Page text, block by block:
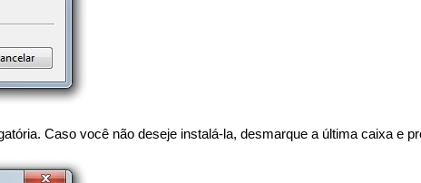
Caso você não deseje instalá-la, desmarque a última caixa e